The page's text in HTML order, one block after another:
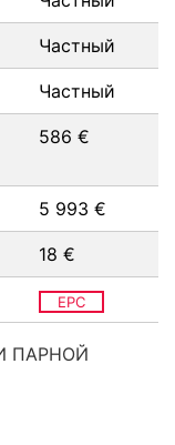
Частный
Частный
586 €
5 993 €
18 €
EPC
ПАРНОЙ